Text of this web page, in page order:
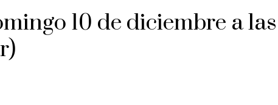
10 de diciembre a las